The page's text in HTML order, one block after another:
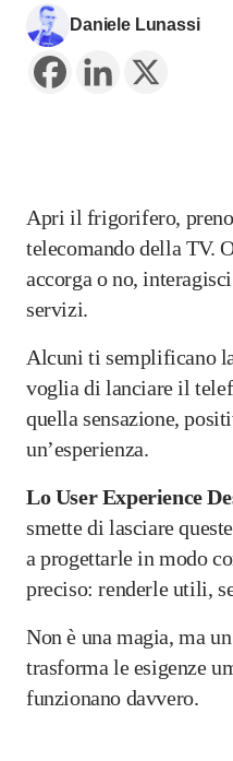
Daniele Lunassi
Apri il frigorifero,
telecomando della TV.
accorga o no,
servizi.
Alcuni ti semplificano
voglia di lanciare il
quella sensazione,
un’esperienza.
Lo User Experience
smette di lasciare
a progettarle in modo
preciso: renderle utili,
Non è una magia, ma
trasforma le esigenze
funzionano davvero.